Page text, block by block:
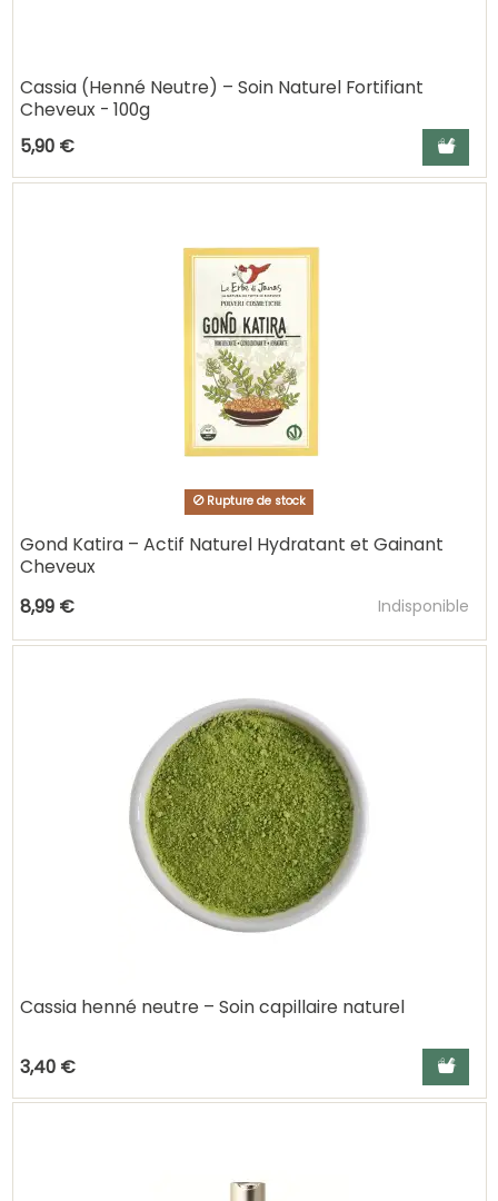
Cassia (Henné Neutre) – Soin Naturel Fortifiant
Cheveux - 100g
5,90 €
Ajouter
Rupture de stock
Gond Katira – Actif Naturel Hydratant et Gainant
Cheveux
8,99 €
Indisponible
Ajouter au
Cassia henné neutre – Soin capillaire naturel
3,40 € Ajouter